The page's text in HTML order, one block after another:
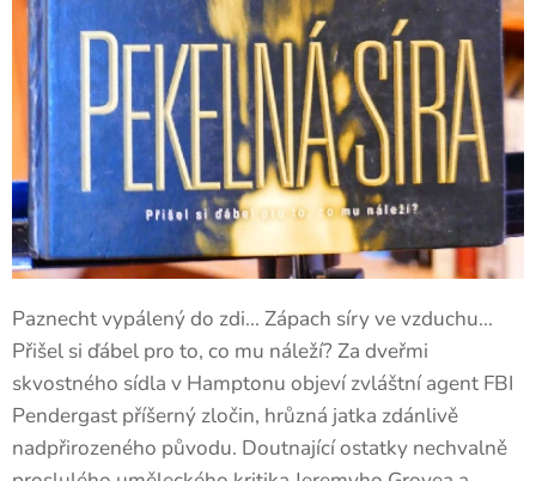
Paznecht vypálený do zdi... Zápach síry ve vzduchu...
Přišel si ďábel pro to, co mu náleží? Za dveřmi
skvostného sídla v Hamptonu objeví zvláštní agent FBI
Pendergast příšerný zločin, hrůzná jatka zdánlivě
nadpřirozeného původu. Doutnající ostatky nechvalně